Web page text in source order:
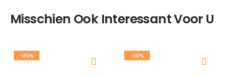
Misschien Ook Interessant Voor U
-30% -30%